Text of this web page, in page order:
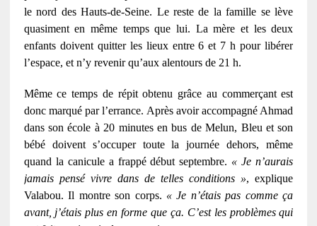
le nord des Hauts-de-Seine. Le reste de la famille se lève
quasiment en même temps que lui. La mère et les deux
enfants doivent quitter les lieux entre 6 et 7 h pour libérer
l’espace, et n’y revenir qu’aux alentours de 21 h.
Même ce temps de répit obtenu grâce au commerçant est
donc marqué par l’errance. Après avoir accompagné Ahmad
dans son école à 20 minutes en bus de Melun, Bleu et son
bébé doivent s’occuper toute la journée dehors, même
quand la canicule a frappé début septembre. « Je n’aurais
jamais pensé vivre dans de telles conditions », explique
Valabou. Il montre son corps. « Je n’étais pas comme ça
avant, j’étais plus en forme que ça. C’est les problèmes qui